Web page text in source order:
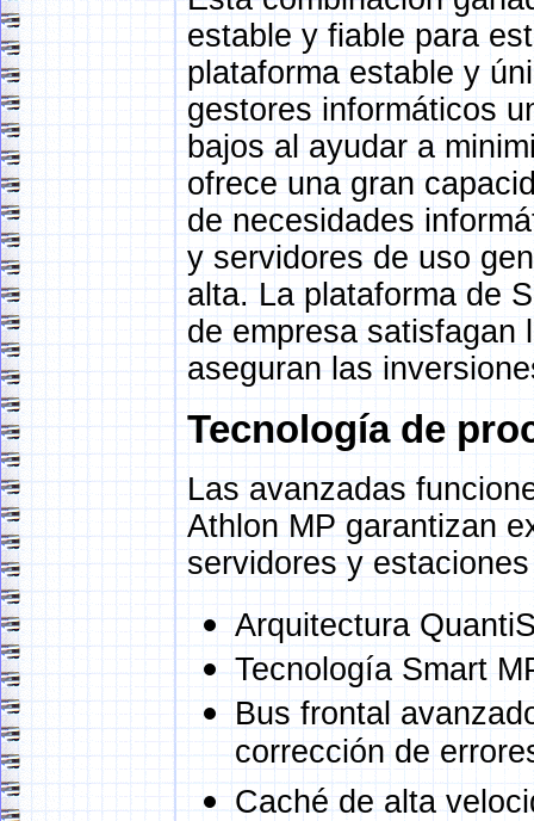
estable y fiable para
plataforma estable y
gestores informáticos
bajos al ayudar a
ofrece una gran
de necesidades
y servidores de uso
alta. La plataforma de
de empresa satisfagan
aseguran las
Tecnología de
Las avanzadas
Athlon MP garantizan
servidores y
Arquitectura
Tecnología Smart
Bus frontal
corrección de
Caché de alta